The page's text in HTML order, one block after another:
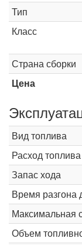
Тип
Класс
Страна сборки
Цена
Вид топлива
Расход топлива
Запас хода
Время разгона
Максимальная
Объем